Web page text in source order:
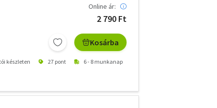
Online ár:
2 790 Ft
Kosárba
készleten 27 pont 6 - 8 munkanap